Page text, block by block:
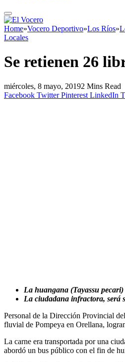
Home»Vocero Deportivo»Los Ríos»
Locales
Se retienen 26
miércoles, 8 mayo, 20192 Mins Read
Facebook Twitter Pinterest LinkedIn
La huangana (Tayassu
La ciudadana infractora, será
Personal de la Dirección Provincial
fluvial de Pompeya en Orellana,
La carne era transportada por una
abordó un bus público con el fin de